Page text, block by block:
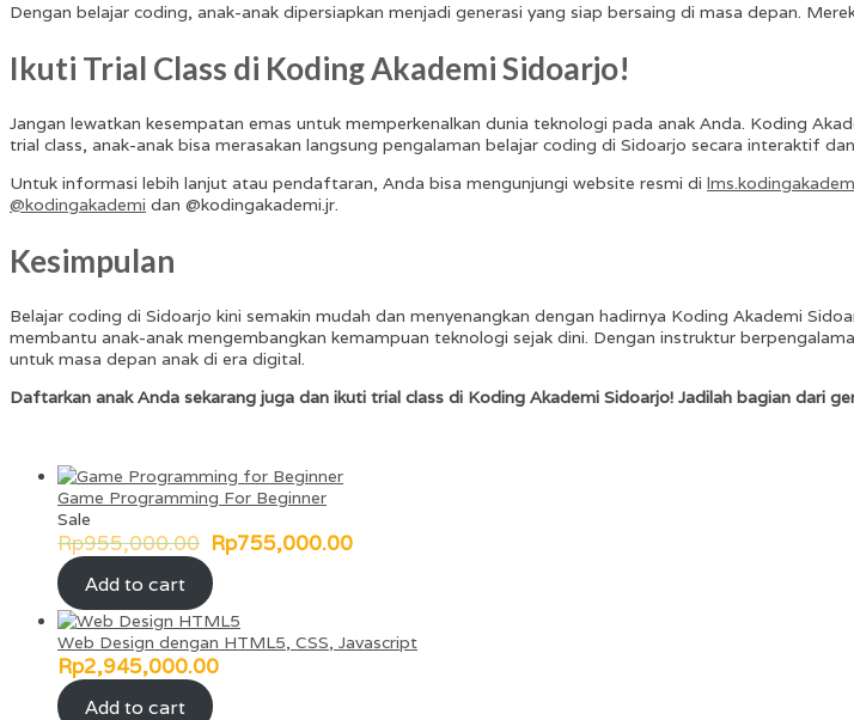
Dengan belajar coding, anak-anak dipersiapkan menjadi generasi yang siap bersaing di masa depan.
Ikuti Trial Class di Koding Akademi Sidoarjo!
Jangan lewatkan kesempatan emas untuk memperkenalkan dunia teknologi pada anak Anda. Koding
trial class, anak-anak bisa merasakan langsung pengalaman belajar coding di Sidoarjo secara interaktif
Untuk informasi lebih lanjut atau pendaftaran, Anda bisa mengunjungi website resmi di
@kodingakademi dan @kodingakademi.jr.
Kesimpulan
Belajar coding di Sidoarjo kini semakin mudah dan menyenangkan dengan hadirnya Koding Akademi
membantu anak-anak mengembangkan kemampuan teknologi sejak dini. Dengan instruktur
untuk masa depan anak di era digital.
Daftarkan anak Anda sekarang juga dan ikuti trial class di Koding Akademi Sidoarjo! Jadilah bagian dari
Game Programming For Beginner
Sale
on
sale
Rp955,000.00 Rp755,000.00
Add to cart
Web Design dengan HTML5, CSS, Javascript
Rp2,945,000.00
Add to cart